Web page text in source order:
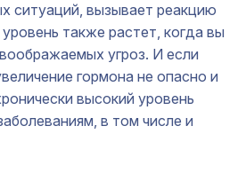
ситуаций, вызывает реакцию
уровень также растет, когда вы
угроз. И если
гормона не опасно и
высокий уровень
в том числе и